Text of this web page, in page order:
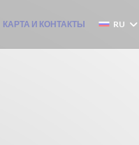
КАРТА И КОНТАКТЫ RU